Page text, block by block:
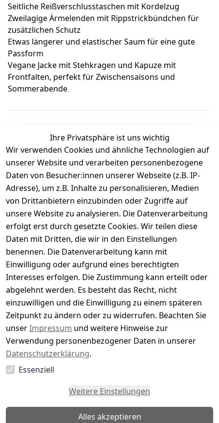
Seitliche Reißverschlusstaschen mit Kordelzug
Zweilagige Ärmelenden mit Rippstrickbündchen für
zusätzlichen Schutz
Etwas längerer und elastischer Saum für eine gute
Passform
Vegane Jacke mit Stehkragen und Kapuze mit
Frontfalten, perfekt für Zwischensaisons und
Sommerabende
Kundenbewertungen
Durchschnittliche Bewertung
0
Basierend auf 0 Bewertung(en)
Bewertung abgeben
5
( 0 )
4
( 0 )
3
( 0 )
2
( 0 )
1
( 0 )
Es hat noch niemand eine Bewertung für diesen
Artikel abgegeben
Ihre Privatsphäre ist uns wichtig
Wir verwenden Cookies und ähnliche Technologien auf
unserer Website und verarbeiten personenbezogene
Daten von Besucher:innen unserer Webseite (z.B. IP-
Adresse), um z.B. Inhalte zu personalisieren, Medien
von Drittanbietern einzubinden oder Zugriffe auf
unsere Website zu analysieren. Die Datenverarbeitung
erfolgt erst durch gesetzte Cookies. Wir teilen diese
Daten mit Dritten, die wir in den Einstellungen
benennen. Die Datenverarbeitung kann mit
Einwilligung oder aufgrund eines berechtigten
Interesses erfolgen. Die Zustimmung kann erteilt oder
abgelehnt werden. Es besteht das Recht, nicht
einzuwilligen und die Einwilligung zu einem späteren
Zeitpunkt zu ändern oder zu widerrufen. Beachten Sie
unserImpressum und weitere Hinweise zur
Verwendung personenbezogener Daten in unserer
Datenschutzerklärung.
Essenziell
Weitere Einstellungen
Alles akzeptieren